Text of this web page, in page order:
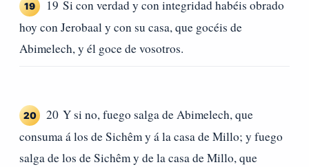
19
19 Si con verdad y con integridad habéis obrado
hoy con Jerobaal y con su casa, que gocéis de
Abimelech, y él goce de vosotros.
20
20 Y si no, fuego salga de Abimelech, que
consuma á los de Sichêm y á la casa de Millo; y fuego
salga de los de Sichêm y de la casa de Millo, que